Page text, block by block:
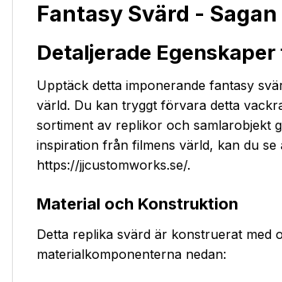
Fantasy Svärd -
Detaljerade
Upptäck detta imponerande fantasy
värld. Du kan tryggt förvara detta
sortiment av replikor och samlarobjekt
inspiration från filmens värld, kan du
https://jjcustomworks.se/.
Material och Konstruktion
Detta replika svärd är konstruerat med
materialkomponenterna nedan: